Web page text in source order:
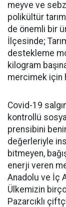
meyve ve
polikültür
de önemli bir
İlçesinde;
destekleme
kilogram
mercimek için
Covid-19
kontrollü
prensibini
değerleriyle
bitmeyen,
enerji veren
Anadolu ve İç
Ülkemizin
Pazarcıklı